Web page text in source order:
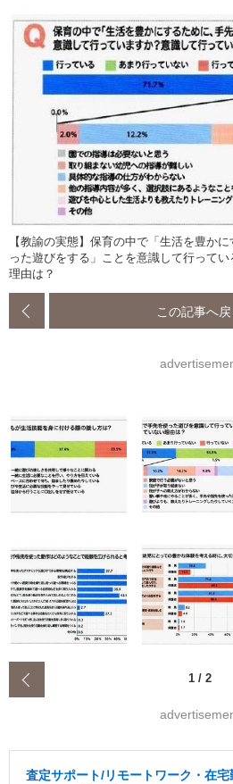
【教諭の実態】保育の中で「生活を豊か
った遊びをする」ことを意識して行って
理由は？
この記事へ戻
1 / 2
査定サポート/リモートワーク・在